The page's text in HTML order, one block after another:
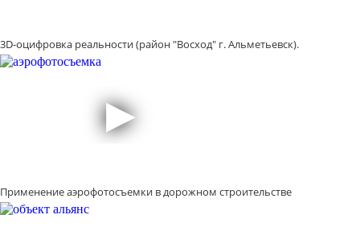
3D-оцифровка реальности (район "Восход" г. Альметьевск).
Применение аэрофотосъемки в дорожном строительстве